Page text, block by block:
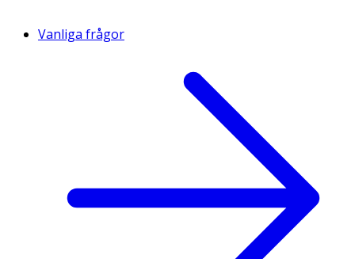
Vanliga frågor